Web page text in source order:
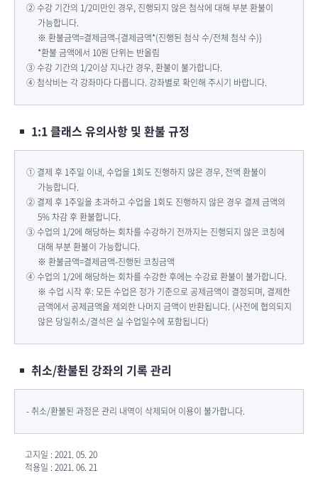
② 수강 기간의 1/2미만인 경우, 진행되지 않은 첨삭에 대해 부분 환불이
가능합니다.
※ 환불금액=결제금액-{결제금액*(진행된 첨삭 수/전체 첨삭 수)}
*환불 금액에서 10원 단위는 반올림
③ 수강 기간의 1/2이상 지나간 경우, 환불이 불가합니다.
④ 첨삭비는 각 강좌마다 다릅니다. 강좌별로 확인해 주시기 바랍니다.
1:1 클래스 유의사항 및 환불 규정
① 결제 후 1주일 이내, 수업을 1회도 진행하지 않은 경우, 전액 환불이
가능합니다.
② 결제 후 1주일을 초과하고 수업을 1회도 진행하지 않은 경우 결제 금액의
5% 차감 후 환불합니다.
③ 수업의 1/2에 해당하는 회차를 수강하기 전까지는 진행되지 않은 코칭에
대해 부분 환불이 가능합니다.
※ 환불금액=결제금액-진행된 코칭금액
④ 수업의 1/2에 해당하는 회차를 수강한 후에는 수강료 환불이 불가합니다.
※ 수업 시작 후: 모든 수업은 정가 기준으로 공제금액이 결정되며, 결제한
금액에서 공제금액을 제외한 나머지 금액이 반환됩니다. (사전에 협의되지
않은 당일취소/결석은 실 수업일수에 포함됩니다)
취소/환불된 강좌의 기록 관리
- 취소/환불된 과정은 관리 내역이 삭제되어 이용이 불가합니다.
고지일 : 2021. 05. 20
적용일 : 2021. 06. 21